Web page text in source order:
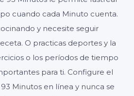
cuando cada Minuto cuenta.
y necesite seguir
O practicas deportes y la
o los períodos de tiempo
para ti. Configure el
Minutos en línea y nunca se
Reiniciar Ajustes